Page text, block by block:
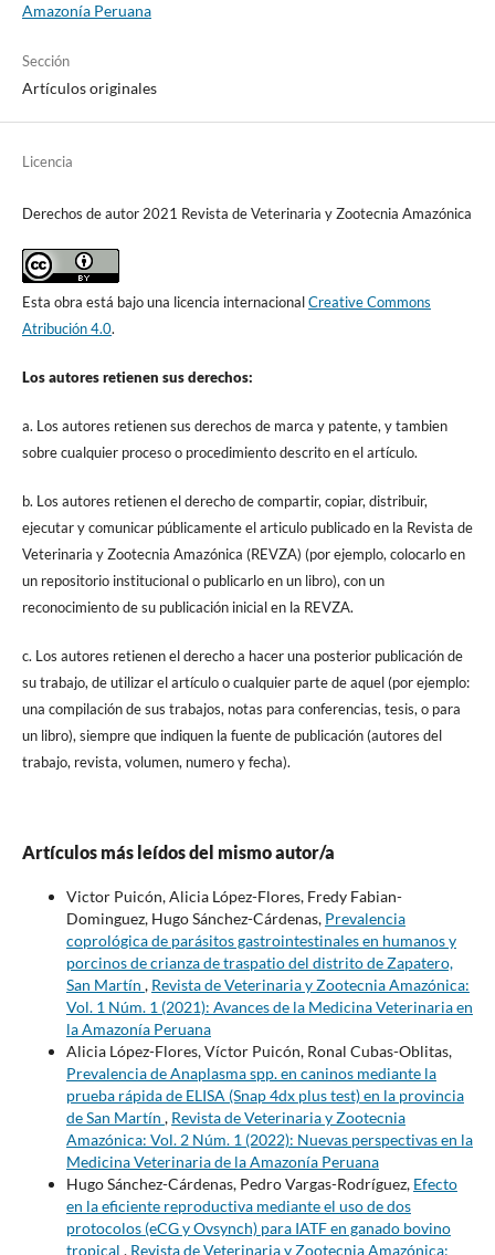
Amazonía Peruana
Sección
Artículos originales
Licencia
Derechos de autor 2021 Revista de Veterinaria y Zootecnia Amazónica
Esta obra está bajo una licencia internacionalCreative Commons
Atribución 4.0.
Los autores retienen sus derechos:
a. Los autores retienen sus derechos de marca y patente, y tambien
sobre cualquier proceso o procedimiento descrito en el artículo.
b. Los autores retienen el derecho de compartir, copiar, distribuir,
ejecutar y comunicar públicamente el articulo publicado en la Revista de
Veterinaria y Zootecnia Amazónica (REVZA) (por ejemplo, colocarlo en
un repositorio institucional o publicarlo en un libro), con un
reconocimiento de su publicación inicial en la REVZA.
c. Los autores retienen el derecho a hacer una posterior publicación de
su trabajo, de utilizar el artículo o cualquier parte de aquel (por ejemplo:
una compilación de sus trabajos, notas para conferencias, tesis, o para
un libro), siempre que indiquen la fuente de publicación (autores del
trabajo, revista, volumen, numero y fecha).
Artículos más leídos del mismo autor/a
Victor Puicón, Alicia López-Flores, Fredy Fabian-
Dominguez, Hugo Sánchez-Cárdenas, Prevalencia
coprológica de parásitos gastrointestinales en humanos y
porcinos de crianza de traspatio del distrito de Zapatero,
San Martín , Revista de Veterinaria y Zootecnia Amazónica:
Vol. 1 Núm. 1 (2021): Avances de la Medicina Veterinaria en
la Amazonía Peruana
Alicia López-Flores, Víctor Puicón, Ronal Cubas-Oblitas,
Prevalencia de Anaplasma spp. en caninos mediante la
prueba rápida de ELISA (Snap 4dx plus test) en la provincia
de San Martín , Revista de Veterinaria y Zootecnia
Amazónica: Vol. 2 Núm. 1 (2022): Nuevas perspectivas en la
Medicina Veterinaria de la Amazonía Peruana
Hugo Sánchez-Cárdenas, Pedro Vargas-Rodríguez, Efecto
en la eficiente reproductiva mediante el uso de dos
protocolos (eCG y Ovsynch) para IATF en ganado bovino
tropical , Revista de Veterinaria y Zootecnia Amazónica: